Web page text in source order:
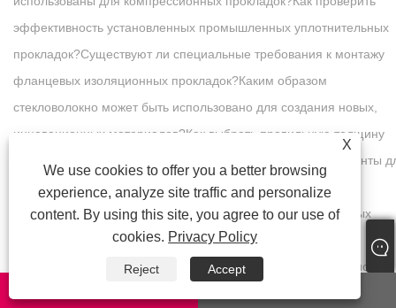
эффективность установленных промышленных уплотнительных
прокладок?Существуют ли специальные требования к монтажу
фланцевых изоляционных прокладок?Каким образом
стекловолокно может быть использовано для создания новых,
инновационных материалов?Как выбрать правильную толщину
Как выбрать инструменты
плетеной набивки для начинающих? Каковы технические
характеристики машин для производства спирально-навитых
Какая технология лежит в основе Машины для
прокладки канавок Kammprofile?
Как важно правильно установить
Каким образом
X
We use cookies to offer you a better browsing
experience, analyze site traffic and personalize
content. By using this site, you agree to our use of
cookies. Privacy Policy
Reject Accept